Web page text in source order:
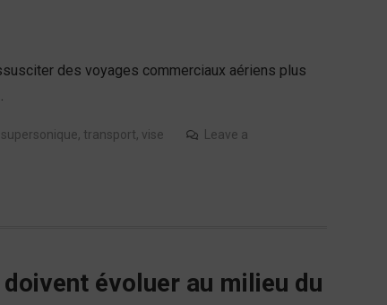
des voyages commerciaux aériens plus
supersonique, transport, vise
Leave a
évoluer au milieu du